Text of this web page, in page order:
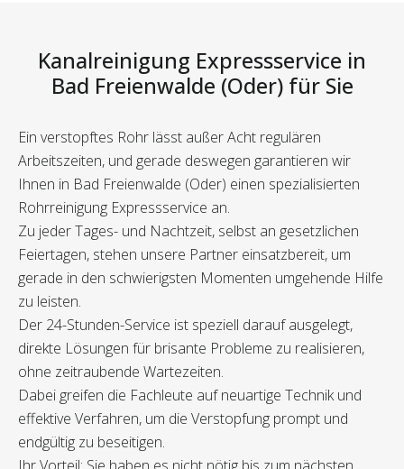
Kanalreinigung Expressservice in
Bad Freienwalde (Oder) für Sie
Ein verstopftes Rohr lässt außer Acht regulären
Arbeitszeiten, und gerade deswegen garantieren wir
Ihnen in Bad Freienwalde (Oder) einen spezialisierten
Rohrreinigung Expressservice an.
Zu jeder Tages- und Nachtzeit, selbst an gesetzlichen
Feiertagen, stehen unsere Partner einsatzbereit, um
gerade in den schwierigsten Momenten umgehende Hilfe
zu leisten.
Der 24-Stunden-Service ist speziell darauf ausgelegt,
direkte Lösungen für brisante Probleme zu realisieren,
ohne zeitraubende Wartezeiten.
Dabei greifen die Fachleute auf neuartige Technik und
effektive Verfahren, um die Verstopfung prompt und
endgültig zu beseitigen.